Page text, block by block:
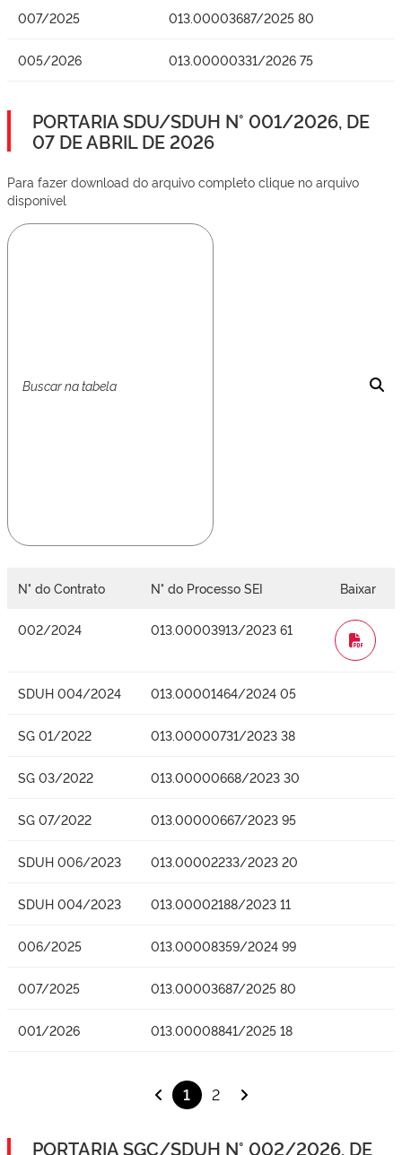
007/2025 013.00003687/2025 80
005/2026 013.00000331/2026 75
PORTARIA SDU/SDUH N° 001/2026, DE
07 DE ABRIL DE 2026
Para fazer download do arquivo completo clique no arquivo
disponível
N° do Contrato N° do Processo SEI Baixar
002/2024 013.00003913/2023 61
WORD
SDUH 004/2024 013.00001464/2024 05
SG 01/2022 013.00000731/2023 38
SG 03/2022 013.00000668/2023 30
SG 07/2022 013.00000667/2023 95
SDUH 006/2023 013.00002233/2023 20
SDUH 004/2023 013.00002188/2023 11
006/2025 013.00008359/2024 99
007/2025 013.00003687/2025 80
001/2026 013.00008841/2025 18
1 2
PORTARIA SGC/SDUH N° 002/2026, DE